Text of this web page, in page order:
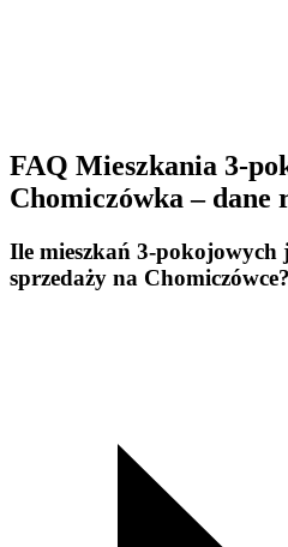
FAQ Mieszkania 3-
Chomiczówka –
Ile mieszkań 3-pokojowych
sprzedaży na Chomiczówce?